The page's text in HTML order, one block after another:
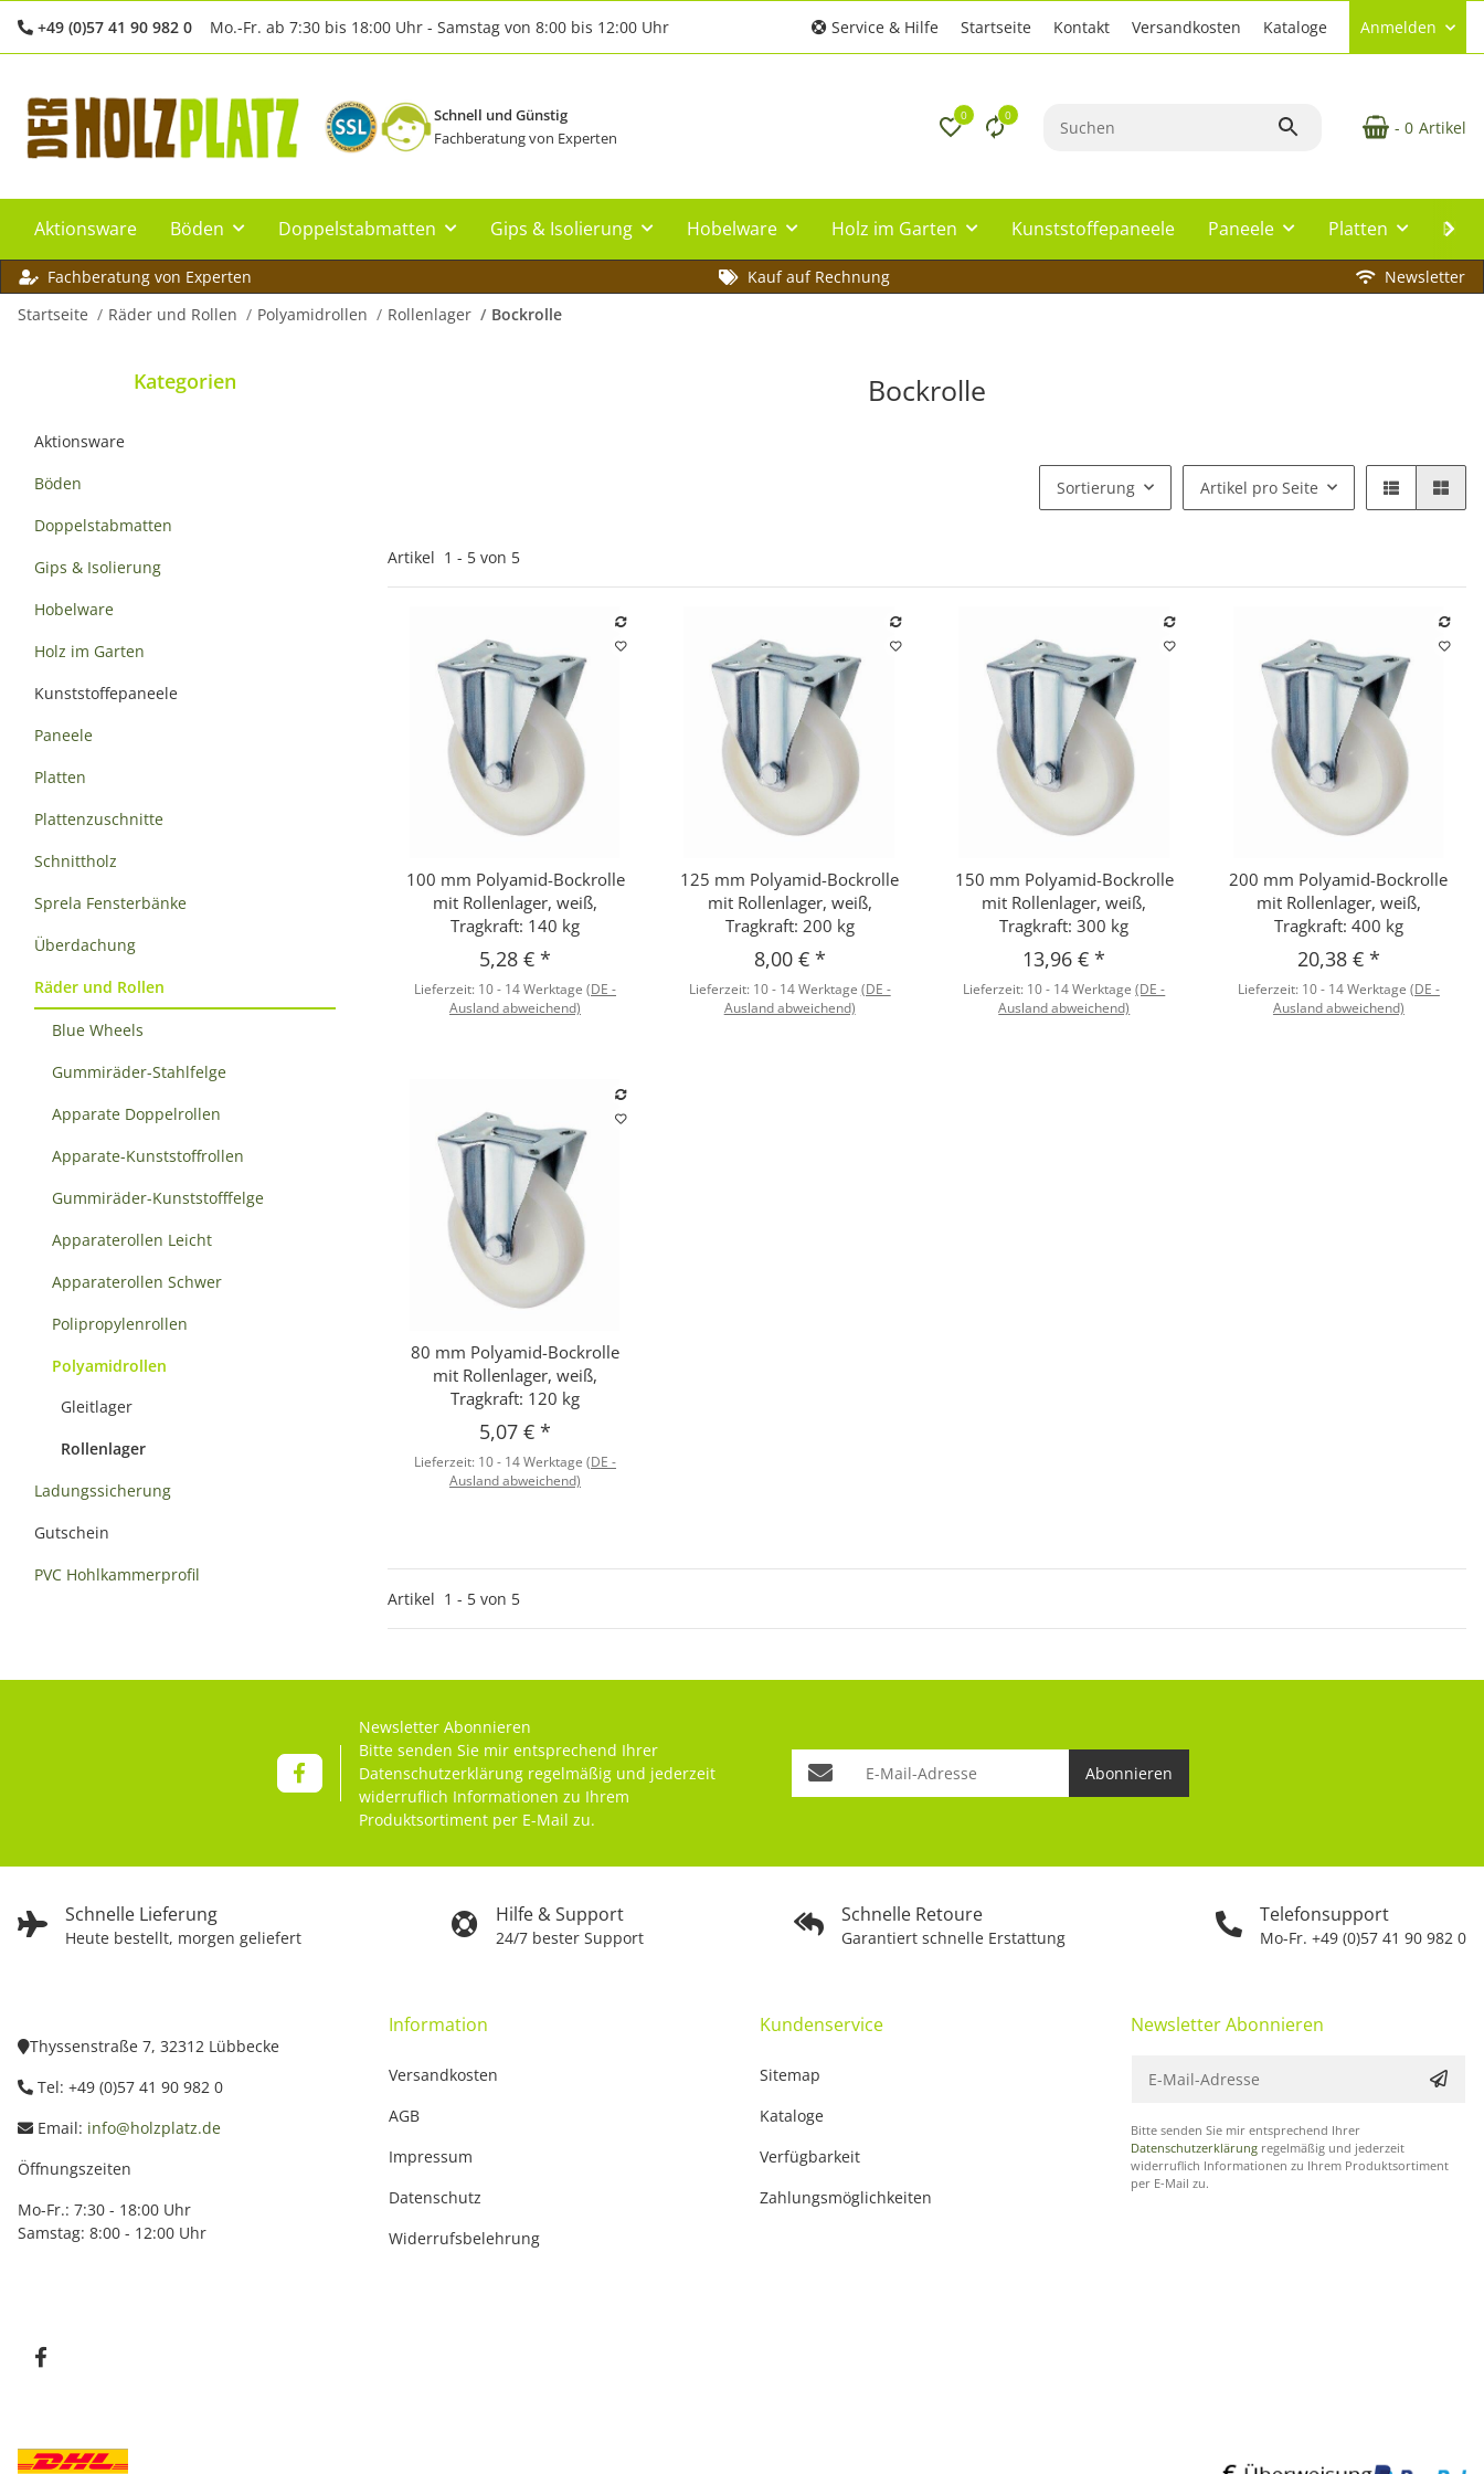
+49 (0)57 41 90 982 0 Mo.-Fr. ab 7:30 bis 18:00 Uhr - Samstag von 8:00 bis 12:00 Uhr Service & Hilfe Startseite Kontakt Versandkosten Kataloge Anmelden
Schnell und Günstig
Fachberatung von Experten
0 0
- 0 Artikel
Aktionsware Böden Doppelstabmatten Gips & Isolierung Hobelware Holz im Garten Kunststoffepaneele Paneele Platten
Fachberatung von Experten Kauf auf Rechnung
Newsletter
Startseite
Räder und Rollen Polyamidrollen Rollenlager Bockrolle
Bockrolle
Sortierung Artikel pro Seite
Artikel 1 - 5 von 5
Schnellkauf
100 mm Polyamid-Bockrolle
mit Rollenlager, weiß,
Tragkraft: 140 kg
5,28 €*
Lieferzeit: 10 - 14 Werktage(DE -
Ausland abweichend)
Schnellkauf
125 mm Polyamid-Bockrolle
mit Rollenlager, weiß,
Tragkraft: 200 kg
8,00 € *
Lieferzeit: 10 - 14 Werktage (DE -
Ausland abweichend)
Schnellkauf
150 mm Polyamid-Bockrolle
mit Rollenlager, weiß,
Tragkraft: 300 kg
13,96 €*
Lieferzeit: 10 - 14 Werktage(DE -
Ausland abweichend)
Schnellkauf
200 mm Polyamid-Bockrolle
mit Rollenlager, weiß,
Tragkraft: 400 kg
20,38 € *
Lieferzeit: 10 - 14 Werktage (DE -
Ausland abweichend)
Schnellkauf
80 mm Polyamid-Bockrolle
mit Rollenlager, weiß,
Tragkraft: 120 kg
5,07 €*
Lieferzeit: 10 - 14 Werktage(DE -
Ausland abweichend)
Artikel 1 - 5 von 5
Kategorien
Aktionsware
Böden
Doppelstabmatten
Gips & Isolierung
Hobelware
Holz im Garten
Kunststoffepaneele
Paneele
Platten
Plattenzuschnitte
Schnittholz
Sprela Fensterbänke
Überdachung
Räder und Rollen
Blue Wheels
Gummiräder-Stahlfelge
Apparate Doppelrollen
Apparate-Kunststoffrollen
Gummiräder-Kunststofffelge
Apparaterollen Leicht
Apparaterollen Schwer
Polipropylenrollen
Polyamidrollen
Gleitlager
Rollenlager
Ladungssicherung
Gutschein
PVC Hohlkammerprofil
Schnelle Lieferung
Heute bestellt, morgen geliefert
Hilfe & Support
24/7 bester Support
Schnelle Retoure
Garantiert schnelle Erstattung
Telefonsupport
Mo-Fr. +49 (0)57 41 90 982 0
Newsletter Abonnieren
Bitte senden Sie mir entsprechend Ihrer
Datenschutzerklärung regelmäßig und jederzeit
widerruflich Informationen zu Ihrem
Produktsortiment per E-Mail zu.
Abonnieren
Thyssenstraße 7, 32312 Lübbecke
Tel: +49 (0)57 41 90 982 0
Email: info@holzplatz.de
Öffnungszeiten
Mo-Fr.: 7:30 - 18:00 Uhr
Samstag: 8:00 - 12:00 Uhr
Information
Versandkosten
AGB
Impressum
Datenschutz
Widerrufsbelehrung
Kundenservice
Sitemap
Kataloge
Verfügbarkeit
Zahlungsmöglichkeiten
Newsletter Abonnieren
Bitte senden Sie mir entsprechend Ihrer
Datenschutzerklärung regelmäßig und jederzeit
widerruflich Informationen zu Ihrem Produktsortiment
per E-Mail zu.